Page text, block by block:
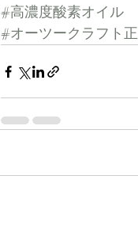
#高濃度酸素オイル
#オーツークラフト